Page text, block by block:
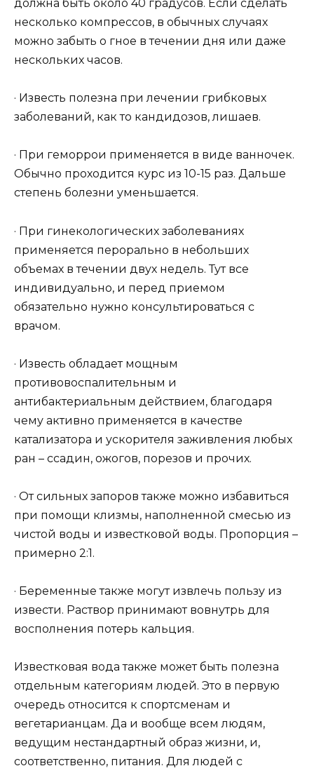
должна быть около 40 градусов. Если сделать
несколько компрессов, в обычных случаях
можно забыть о гное в течении дня или даже
нескольких часов.
· Известь полезна при лечении грибковых
заболеваний, как то кандидозов, лишаев.
· При геморрои применяется в виде ванночек.
Обычно проходится курс из 10-15 раз. Дальше
степень болезни уменьшается.
· При гинекологических заболеваниях
применяется перорально в небольших
объемах в течении двух недель. Тут все
индивидуально, и перед приемом
обязательно нужно консультироваться с
врачом.
· Известь обладает мощным
противовоспалительным и
антибактериальным действием, благодаря
чему активно применяется в качестве
катализатора и ускорителя заживления любых
ран – ссадин, ожогов, порезов и прочих.
· От сильных запоров также можно избавиться
при помощи клизмы, наполненной смесью из
чистой воды и известковой воды. Пропорция –
примерно 2:1.
· Беременные также могут извлечь пользу из
извести. Раствор принимают вовнутрь для
восполнения потерь кальция.
Известковая вода также может быть полезна
отдельным категориям людей. Это в первую
очередь относится к спортсменам и
вегетарианцам. Да и вообще всем людям,
ведущим нестандартный образ жизни, и,
соответственно, питания. Для людей с